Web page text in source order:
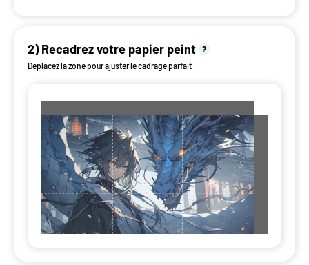
2) Recadrez votre papier peint
?
Déplacez la zone pour ajuster le cadrage parfait.